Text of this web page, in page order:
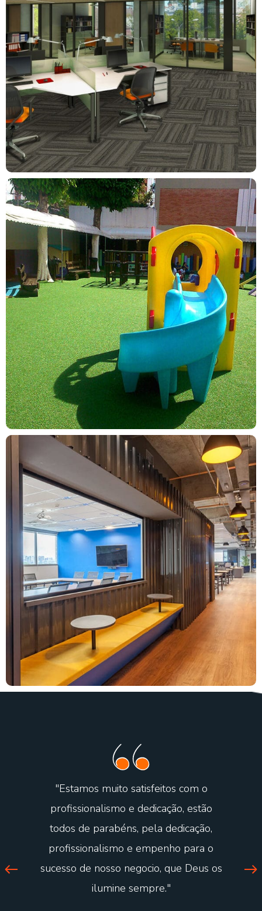
"Estamos muito satisfeitos com o
profissionalismo e dedicação, estão
todos de parabéns, pela dedicação,
profissionalismo e empenho para o
sucesso de nosso negocio, que Deus os
ilumine sempre."